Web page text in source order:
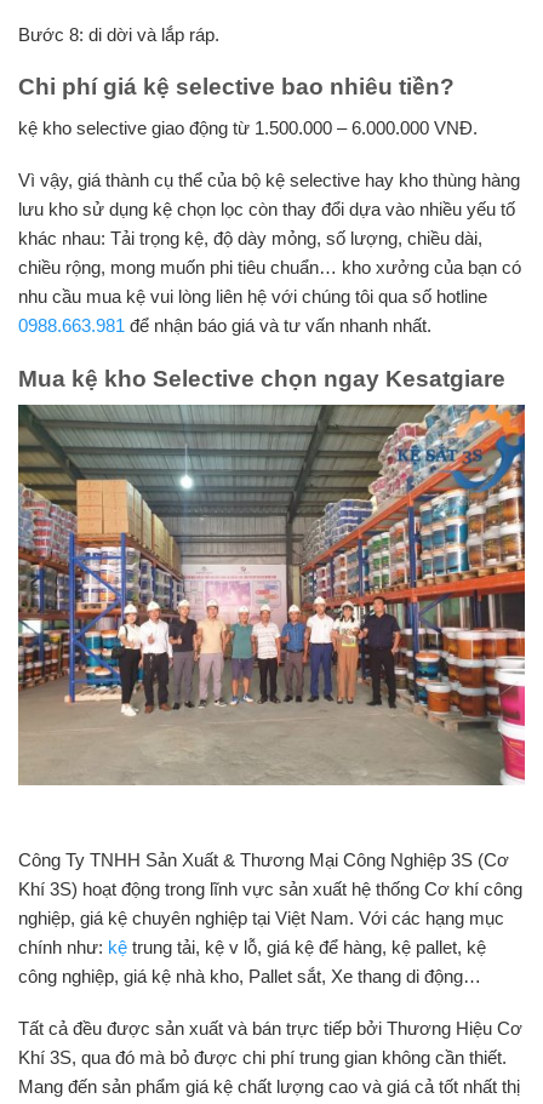
Bước 8: di dời và lắp ráp.
Chi phí giá kệ selective bao nhiêu tiền?
kệ kho selective giao động từ 1.500.000 – 6.000.000 VNĐ.
Vì vậy, giá thành cụ thể của bộ kệ selective hay kho thùng hàng
lưu kho sử dụng kệ chọn lọc còn thay đổi dựa vào nhiều yếu tố
khác nhau: Tải trọng kệ, độ dày mỏng, số lượng, chiều dài,
chiều rộng, mong muốn phi tiêu chuẩn… kho xưởng của bạn có
nhu cầu mua kệ vui lòng liên hệ với chúng tôi qua số hotline
0988.663.981 để nhận báo giá và tư vấn nhanh nhất.
Mua kệ kho Selective chọn ngay Kesatgiare
Công Ty TNHH Sản Xuất & Thương Mại Công Nghiệp 3S (Cơ
Khí 3S) hoạt động trong lĩnh vực sản xuất hệ thống Cơ khí công
nghiệp, giá kệ chuyên nghiệp tại Việt Nam. Với các hạng mục
chính như: kệ trung tải, kệ v lỗ, giá kệ để hàng, kệ pallet, kệ
công nghiệp, giá kệ nhà kho, Pallet sắt, Xe thang di động…
Tất cả đều được sản xuất và bán trực tiếp bởi Thương Hiệu Cơ
Khí 3S, qua đó mà bỏ được chi phí trung gian không cần thiết.
Mang đến sản phẩm giá kệ chất lượng cao và giá cả tốt nhất thị